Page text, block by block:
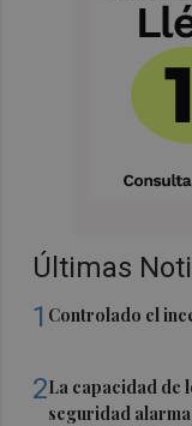
Últimas
1 Controlado el
2La capacidad de
seguridad